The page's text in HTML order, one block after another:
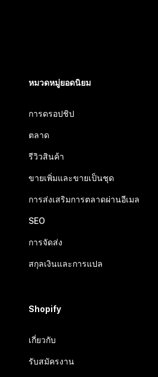
หมวดหมู่ยอดนิยม
การดรอปชิป
ตลาด
รีวิวสินค้า
ขายเพิ่มและขายเป็นชุด
การส่งเสริมการตลาดผ่านอีเมล
SEO
การจัดส่ง
สกุลเงินและการแปล
Shopify
เกี่ยวกับ
รับสมัครงาน